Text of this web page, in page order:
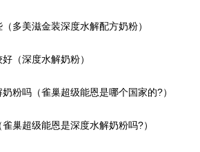
多美滋金装深度水解配方奶粉）
（深度水解奶粉）
粉吗（雀巢超级能恩是哪个国家的?）
巢超级能恩是深度水解奶粉吗?）